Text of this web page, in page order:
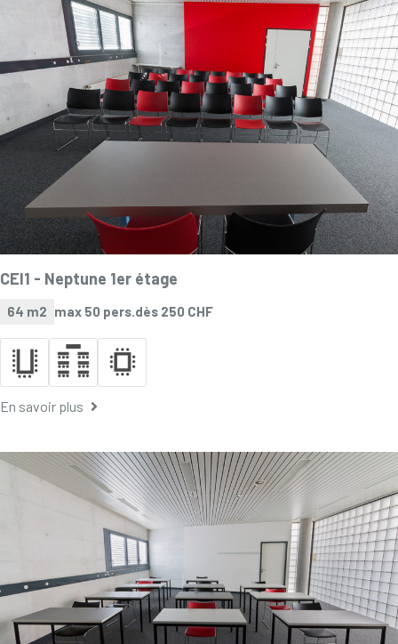
CEI1 - Neptune 1er étage
64 m2 max 50 pers. dès 250 CHF
En savoir plus